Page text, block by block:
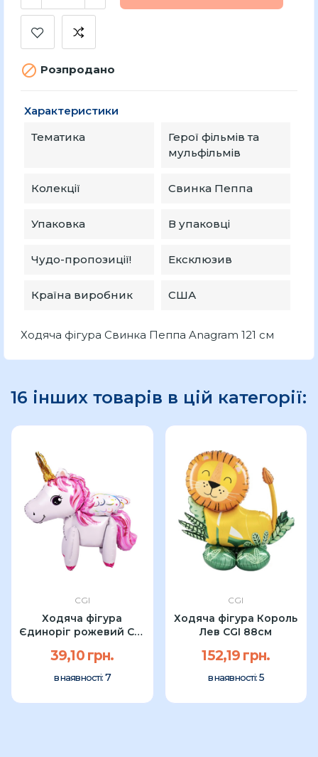
 Розпродано
Характеристики
Тематика
Герої фільмів та
мульфільмів
Колекції Свинка Пеппа
Упаковка В упаковці
Чудо-пропозиції! Ексклюзив
Країна виробник США
Ходяча фігура Свинка Пеппа Anagram 121 см
16 інших товарів в цій категорії:
CGI
Ходяча фігура
Єдиноріг рожевий CGI
39,10 грн.
в наявності: 7
CGI
Ходяча фігура Король
Лев CGI 88см
152,19 грн.
в наявності: 5